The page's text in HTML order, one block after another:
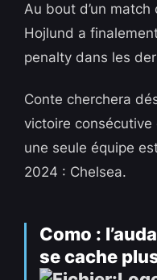
Au bout d’un
Hojlund a
penalty dans les
Conte cherchera
victoire
une seule équipe
2024 : Chelsea.
Como :
se cache